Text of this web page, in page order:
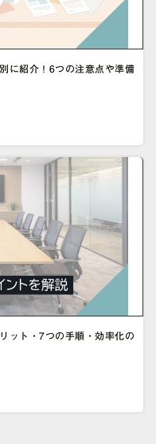
に紹介！6つの注意点や準備
ット・7つの手順・効率化の